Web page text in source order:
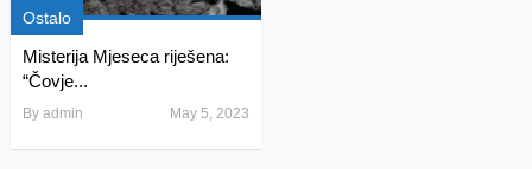
Ostalo
Misterija Mjeseca riješena:
“Čovje...
By admin May 5, 2023